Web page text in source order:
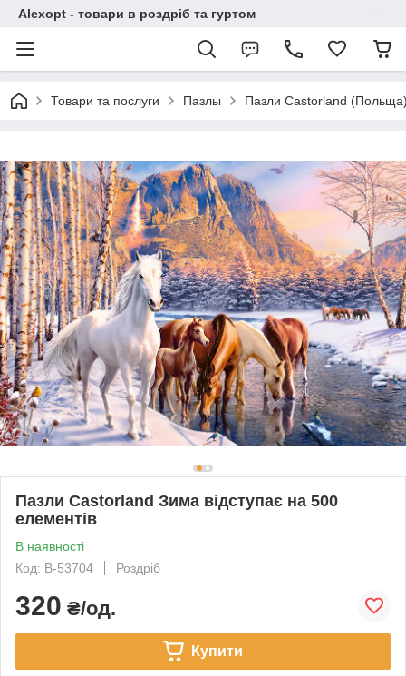
Alexopt - товари в роздріб та гуртом
Товари та послуги Пазлы Пазли Castorland
Пазли Castorland Зима відступає на 500
елементів
В наявності
Код: B-53704
Роздріб
320 ₴/од.
Купити